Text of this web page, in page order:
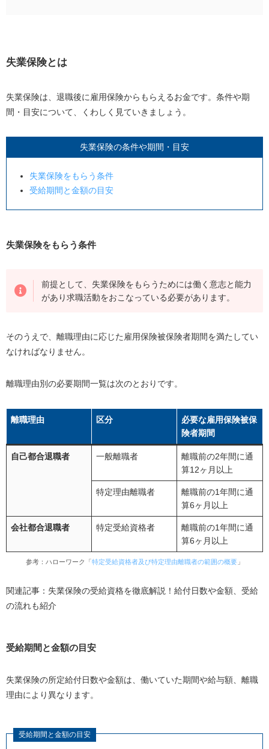
受給期間と金額の目安
雇用保険の被保険者期間がリセットされる
空白期間が長く転職で不利になることがある
就職活動へのモチベーションが上がりづらい
離職理由によってはすぐに受け取れない
受給中でも健康保険や年金の支払いがある
年金をもらっている場合は受給額が減る
月2回の求職活動や失業認定を受ける必要がある
余裕を持った就職活動ができる
失業保険をもらわないほうがいいケース
すぐに転職する予定がある
失業保険の申請でお困りの方は「失業保険サポー
失業保険をもらう際の注意点
再就職後すぐに離職すると2回目がもらえない
受給期間1年間のうちにもらい終える
失業保険を一度もらうと次は何年後？
失業保険は何回もらえる？
失業保険をもらったほうがいい人は？
失業保険とは
失業保険は、退職後に雇用保険からもらえるお金です。条件や期
間・目安について、くわしく見ていきましょう。
失業保険の条件や期間・目安
失業保険をもらう条件
受給期間と金額の目安
失業保険をもらう条件
前提として、失業保険をもらうためには働く意志と能力
があり求職活動をおこなっている必要があります。
そのうえで、離職理由に応じた雇用保険被保険者期間を満たしてい
なければなりません。
離職理由別の必要期間一覧は次のとおりです。
離職理由 区分
必要な雇用保険被保
険者期間
自己都合退職者 一般離職者
離職前の2年間に通
算12ヶ月以上
特定理由離職者
離職前の1年間に通
算6ヶ月以上
会社都合退職者 特定受給資格者
離職前の1年間に通
算6ヶ月以上
参考：ハローワーク「特定受給資格者及び特定理由離職者の範囲の概要」
関連記事：失業保険の受給資格を徹底解説！給付日数や金額、受給
の流れも紹介
受給期間と金額の目安
失業保険の所定給付日数や金額は、働いていた期間や給与額、離職
理由により異なります。
受給期間と金額の目安